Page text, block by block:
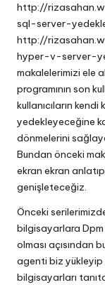
http://
sql-server-
http://
hyper-v-server-
makalelerimizi ele
programının son
kullanıcıların
yedekleyeceğine
dönmelerini
Bundan önceki
ekran ekran
genişleteceğiz.
Önceki
bilgisayarlara
olması açısından
agenti biz yükleyip
bilgisayarları